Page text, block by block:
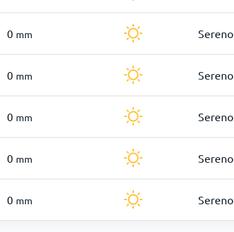
0 mm Sereno
0 mm Sereno
0 mm Sereno
0 mm Sereno
0 mm Sereno